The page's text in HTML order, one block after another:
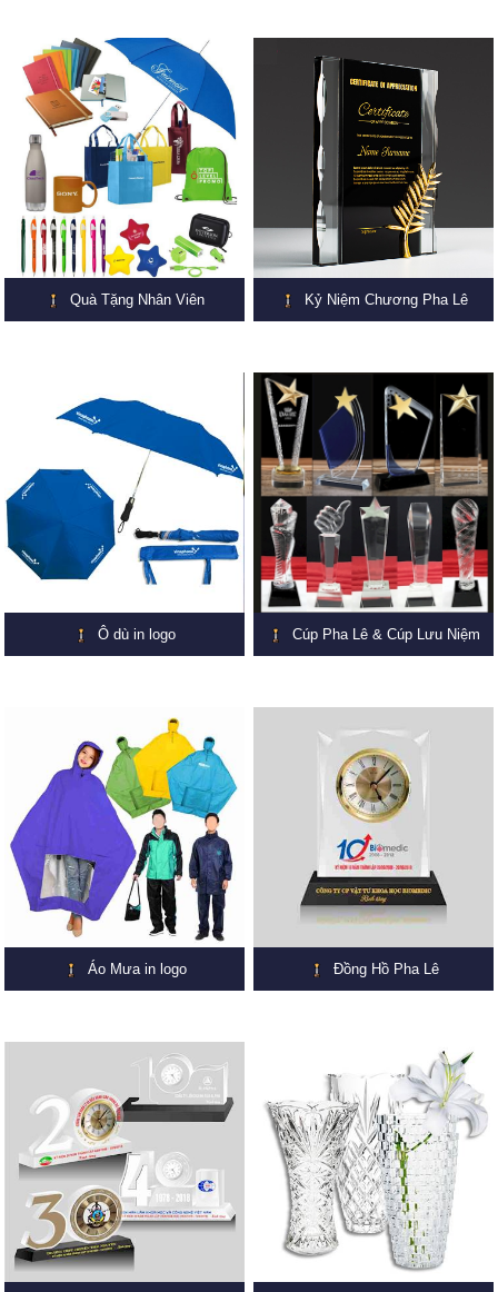
Quà Tặng Nhân Viên Kỷ Niệm Chương Pha Lê
Ô dù in logo Cúp Pha Lê & Cúp Lưu Niệm
Áo Mưa in logo Đồng Hồ Pha Lê